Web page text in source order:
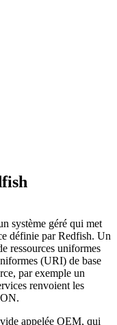
système géré qui met
définie par Redfish. Un
ressources uniformes
(URI) de base
par exemple un
renvoient les
appelée OEM, qui